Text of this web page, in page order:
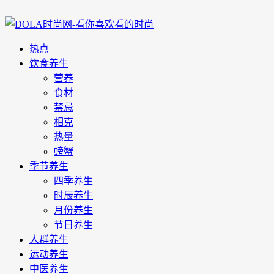
热点
饮食养生
营养
食材
禁忌
相克
热量
螃蟹
季节养生
四季养生
时辰养生
月份养生
节日养生
人群养生
运动养生
中医养生